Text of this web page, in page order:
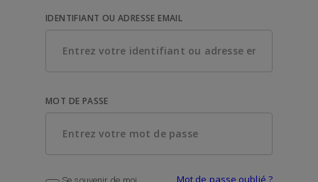
IDENTIFIANT OU ADRESSE EMAIL
MOT DE PASSE
Mot de passe oublié ?